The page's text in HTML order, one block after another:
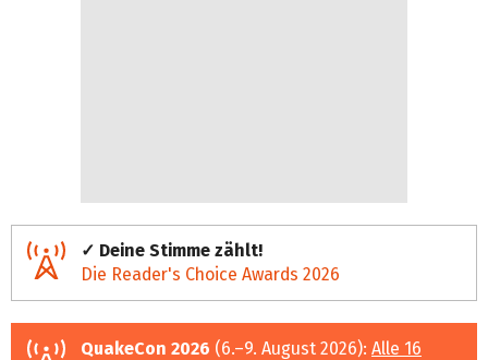
✓ Deine Stimme zählt!
Die Reader's Choice Awards 2026
QuakeCon 2026 (6.–9. August 2026): Alle 16